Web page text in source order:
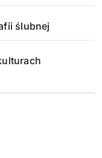
ślubnej